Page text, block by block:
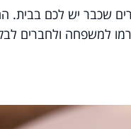
5 מתכונים טעימים מחומרים שכבר יש לכם
למשפחה ולחברים